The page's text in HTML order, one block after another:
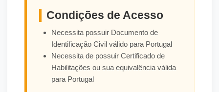
Condições de Acesso
Necessita possuir Documento de
Identificação Civil válido para Portugal
Necessita de possuir Certificado de
Habilitações ou sua equivalência válida
para Portugal